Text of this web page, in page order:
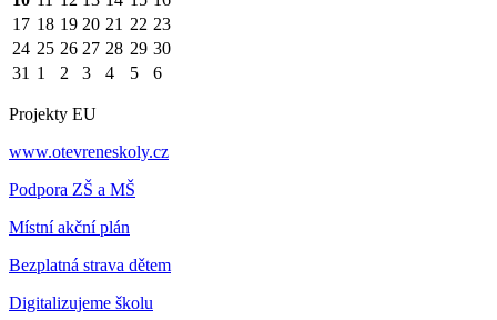
17 18 19 20 21 22 23
24 25 26 27 28 29 30
31 1 2 3 4 5 6
Projekty EU
www.otevreneskoly.cz
Podpora ZŠ a MŠ
Místní akční plán
Bezplatná strava dětem
Digitalizujeme školu